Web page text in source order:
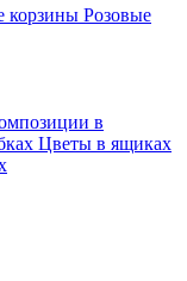
корзины Розовые
в
Цветы в ящиках